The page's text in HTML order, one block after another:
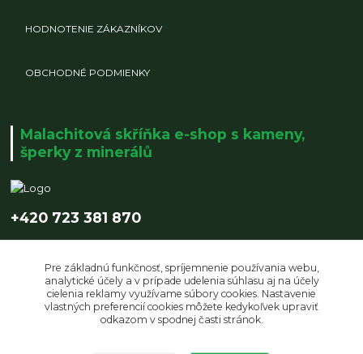
HODNOTENIE ZÁKAZNÍKOV
OBCHODNÉ PODMIENKY
Malachitová skříňka e-shop s kameny,
šperky z minerálů
+420 723 381 870
Pre základnú funkčnosť, spríjemnenie používania webu,
analytické účely a v prípade udelenia súhlasu aj na účely
cielenia reklamy využívame súbory cookies. Nastavenie
vlastných preferencií cookies môžete kedykoľvek upraviť
odkazom v spodnej časti stránok.